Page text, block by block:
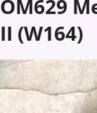
OM629
II (W164)